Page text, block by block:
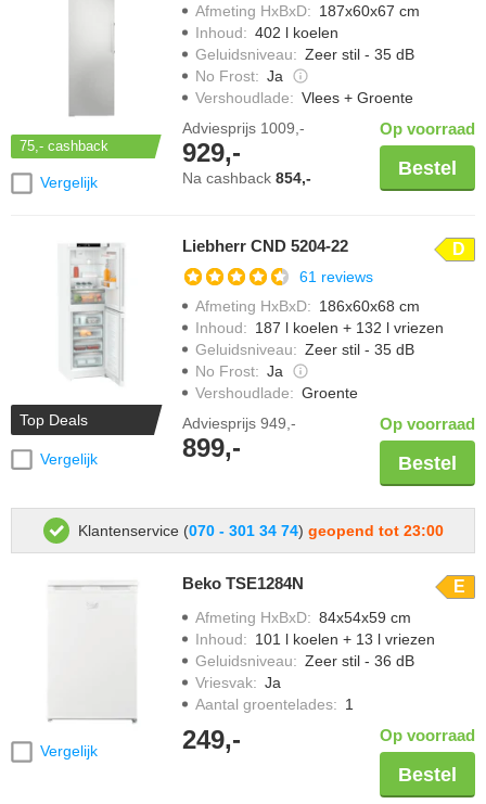
75,- cashback
Vergelijk
Afmeting HxBxD: 187x60x67 cm
Inhoud: 402 l koelen
Geluidsniveau: Zeer stil - 35 dB
No Frost: Ja
Vershoudlade: Vlees + Groente
Adviesprijs 1009,-
929,-
Na cashback 854,-
Op voorraad
Bestel
Top Deals
Vergelijk
Liebherr CND 5204-22 D
61 reviews
Afmeting HxBxD: 186x60x68 cm
Inhoud: 187 l koelen + 132 l vriezen
Geluidsniveau: Zeer stil - 35 dB
No Frost: Ja
Vershoudlade: Groente
Adviesprijs 949,-
899,-
Op voorraad
Bestel
Klantenservice (070 - 301 34 74) geopend tot 23:00
Vergelijk
Beko TSE1284N E
Afmeting HxBxD: 84x54x59 cm
Inhoud: 101 l koelen + 13 l vriezen
Geluidsniveau: Zeer stil - 36 dB
Vriesvak: Ja
Aantal groentelades: 1
249,- Op voorraad
Bestel